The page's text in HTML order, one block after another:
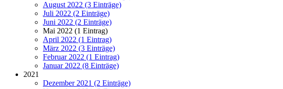
August 2022 (3 Einträge)
Juli 2022 (2 Einträge)
Juni 2022 (2 Einträge)
Mai 2022 (1 Eintrag)
April 2022 (1 Eintrag)
März 2022 (3 Einträge)
Februar 2022 (1 Eintrag)
Januar 2022 (8 Einträge)
2021
Dezember 2021 (2 Einträge)